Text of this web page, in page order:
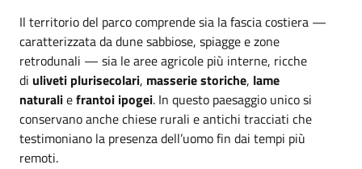
Il territorio del parco comprende sia la fascia costiera —
caratterizzata da dune sabbiose, spiagge e zone
retrodunali — sia le aree agricole più interne, ricche
di uliveti plurisecolari, masserie storiche, lame
naturaliefrantoi ipogei. In questo paesaggio unico si
conservano anche chiese rurali e antichi tracciati che
testimoniano la presenza dell’uomo fin dai tempi più
remoti.